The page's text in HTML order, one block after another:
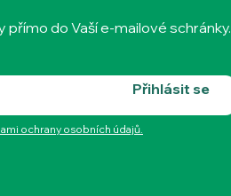
přímo do Vaší e-mailové schránky.
Přihlásit se
ochrany osobních údajů.